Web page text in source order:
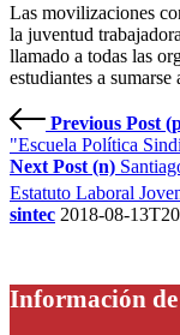
Las movilizaciones
la juventud
llamado a todas las
estudiantes a
Previous Post
"Escuela Política
Next Post (n)
Estatuto Laboral
sintec 2018-08-
Información